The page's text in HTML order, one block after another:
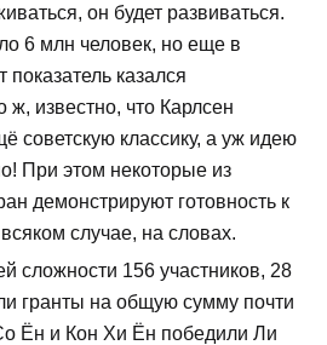
он будет развиваться.
6 млн человек, но еще в
казался
известно, что Карлсен
советскую классику, а уж идею
При этом некоторые из
демонстрируют готовность к
случае, на словах.
сложности 156 участников, 28
гранты на общую сумму почти
Ён и Кон Хи Ён победили Ли